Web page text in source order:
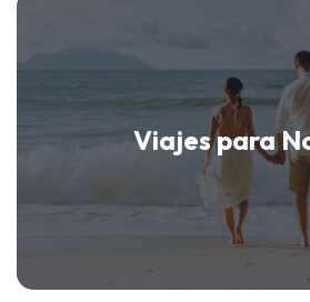
Viajes para